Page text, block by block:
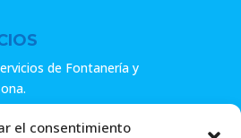
el consentimiento
de Fontanería y
de Osmosis.